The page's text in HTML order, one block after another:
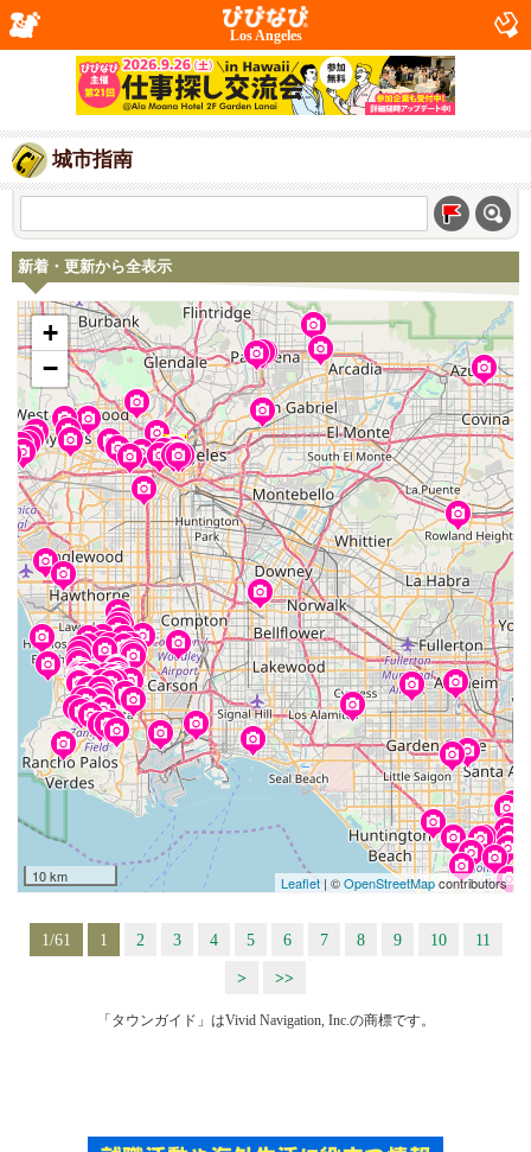
Los Angeles
城市指南
新着・更新から全表示
+
−
10 km Leaflet| ©OpenStreetMapcontributors
1/61 1 2 3 4 5 6 7 8 9 10
11
>
>>
「タウンガイド」はVivid Navigation, Inc.の商標です。